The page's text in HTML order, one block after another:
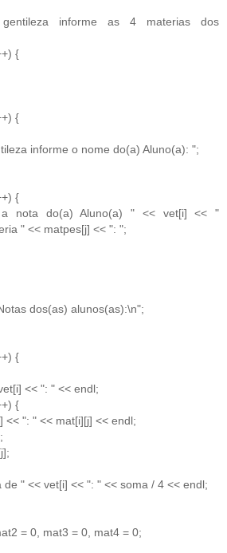
informe as 4 materias dos
{
{
informe o nome do(a) Aluno(a): ";
{
nota do(a) Aluno(a) " << vet[i] << "
" << matpes[j] << ": ";
dos(as) alunos(as):\n";
{
<< ": " << endl;
{
<< ": " << mat[i][j] << endl;
de " << vet[i] << ": " << soma / 4 << endl;
= 0, mat3 = 0, mat4 = 0;